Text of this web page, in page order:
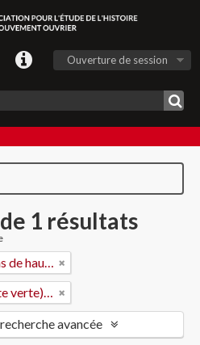
Ouverture de session
1 résultats
Seulement les descriptions de haut niveau
ASV (Alternative socialiste verte) - Vaud
avancée